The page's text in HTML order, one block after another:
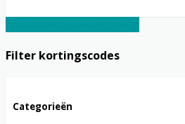
Filter kortingscodes
Categorieën